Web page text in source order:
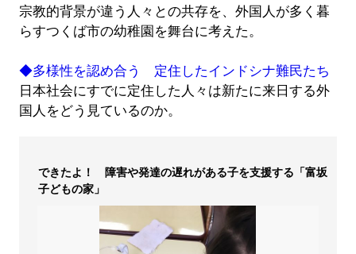
宗教的背景が違う人々との共存を、外国人が多く暮
らすつくば市の幼稚園を舞台に考えた。
◆多様性を認め合う 定住したインドシナ難民たち
日本社会にすでに定住した人々は新たに来日する外
国人をどう見ているのか。
できたよ！ 障害や発達の遅れがある子を支援する「富坂
子どもの家」